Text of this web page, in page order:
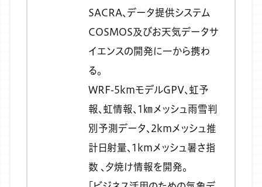
SACRA、データ提供システム
COSMOS及びお天気データサ
イエンスの開発に一から携わ
る。
WRF-5kmモデルGPV、虹予
報、虹情報、1㎞メッシュ雨雪判
別予測データ、2kmメッシュ推
計日射量、1kmメッシュ暑さ指
数 、夕焼け情報を開発。